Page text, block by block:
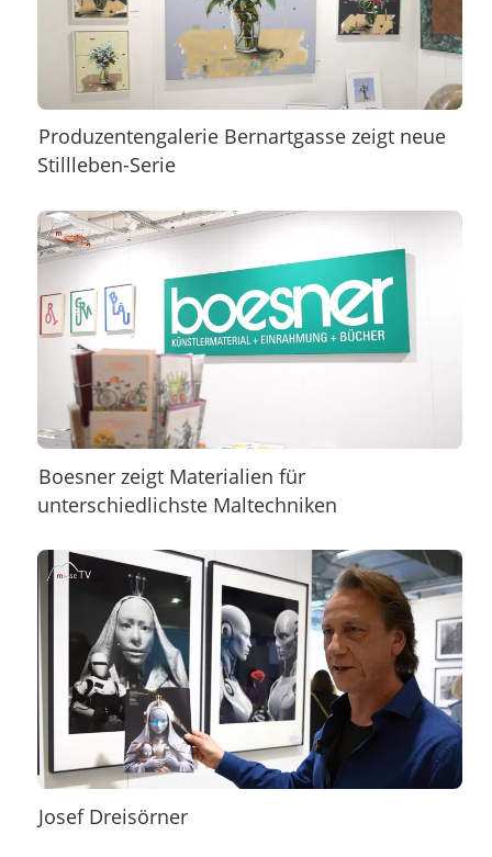
Produzentengalerie Bernartgasse zeigt neue
Stillleben-Serie
Boesner zeigt Materialien für
unterschiedlichste Maltechniken
Josef Dreisörner